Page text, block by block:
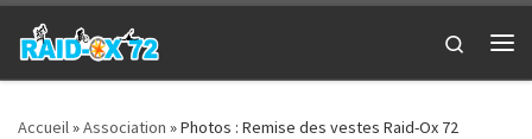
Passer au contenu
Search
Accueil»Association »Photos : Remise des vestes Raid-Ox 72